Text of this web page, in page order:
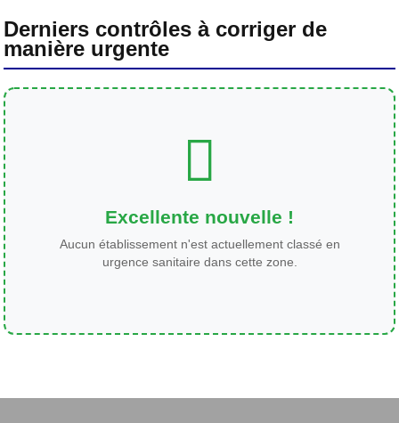
Derniers contrôles à corriger de
manière urgente
Excellente nouvelle !
Aucun établissement n'est actuellement classé en
urgence sanitaire dans cette zone.